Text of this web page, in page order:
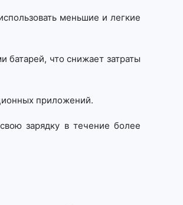
меньшие и легкие
что снижает затраты
приложений.
зарядку в течение более